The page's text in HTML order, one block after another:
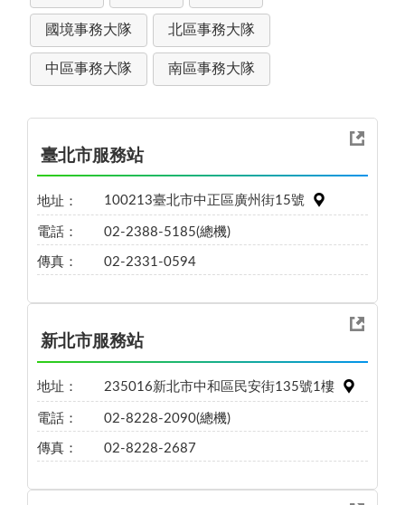
國境事務大隊 北區事務大隊
中區事務大隊 南區事務大隊
臺北市服務站
地址： 100213臺北市中正區廣州街15號
電話： 02-2388-5185(總機)
傳真： 02-2331-0594
新北市服務站
地址： 235016新北市中和區民安街135號1樓
電話： 02-8228-2090(總機)
傳真： 02-8228-2687